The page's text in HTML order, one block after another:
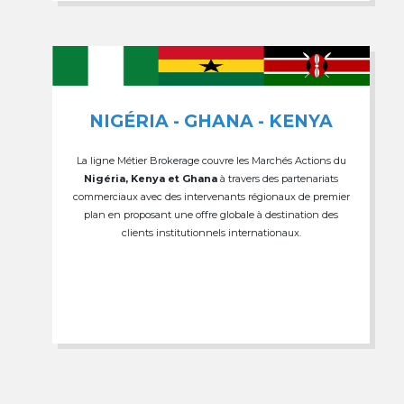
NIGÉRIA - GHANA - KENYA
La ligne Métier Brokerage couvre les Marchés Actions du
Nigéria, Kenya et Ghana à travers des partenariats
commerciaux avec des intervenants régionaux de premier
plan en proposant une offre globale à destination des
clients institutionnels internationaux.